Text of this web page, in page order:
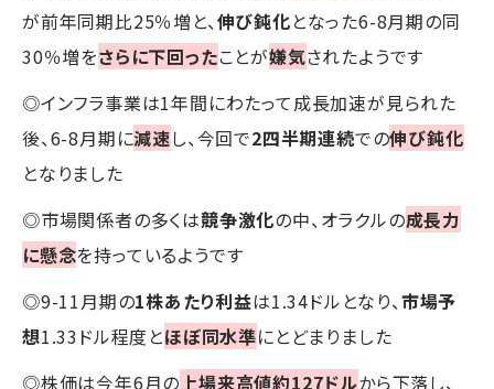
が前年同期比25％増と、伸び鈍化となった6-8月期の同
30％増をさらに下回ったことが嫌気されたようです
◎インフラ事業は1年間にわたって成長加速が見られた
後、6-8月期に減速し、今回で2四半期連続での伸び鈍化
となりました
◎市場関係者の多くは競争激化の中、オラクルの成長力
に懸念を持っているようです
◎9-11月期の1株あたり利益は1.34ドルとなり、市場予
想1.33ドル程度とほぼ同水準にとどまりました
◎株価は今年6月の 上場来高値約127ドルから下落し、